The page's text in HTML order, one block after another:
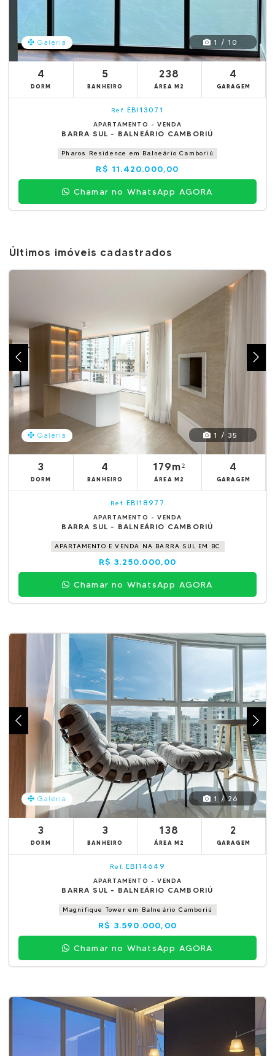
Galeria 1 / 10
4
DORM
5
BANHEIRO
238
ÁREA M2
4
GARAGEM
Ref. EBI13071
APARTAMENTO - VENDA
BARRA SUL - BALNEÁRIO CAMBORIÚ
Pharos Residence em Balneário Camboriú
R$ 11.420.000,00
Chamar no WhatsApp AGORA
Últimos imóveis cadastrados
Galeria 1 / 35
3
DORM
4
BANHEIRO
179m²
ÁREA M2
4
GARAGEM
Ref. EBI18977
APARTAMENTO - VENDA
BARRA SUL - BALNEÁRIO CAMBORIÚ
APARTAMENTO E VENDA NA BARRA SUL EM BC
R$ 3.250.000,00
Chamar no WhatsApp AGORA
Galeria 1 / 26
3
DORM
3
BANHEIRO
138
ÁREA M2
2
GARAGEM
Ref. EBI14649
APARTAMENTO - VENDA
BARRA SUL - BALNEÁRIO CAMBORIÚ
Magnifique Tower em Balneário Camboriú
R$ 3.590.000,00
Chamar no WhatsApp AGORA